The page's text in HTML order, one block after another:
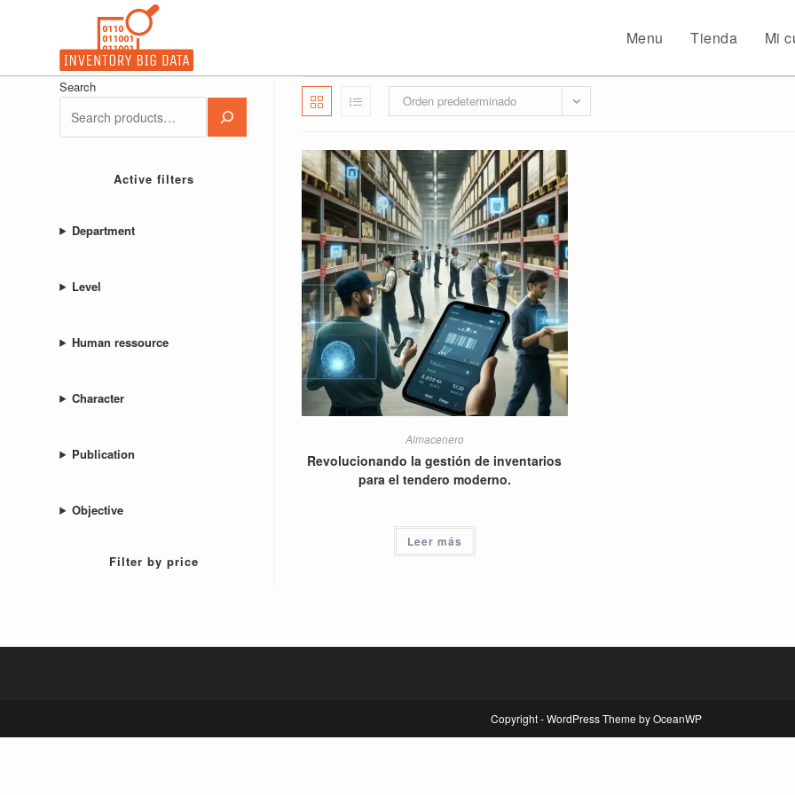
Menu Tienda Mi
Orden predeterminado
Almacenero
Revolucionando la gestión de inventarios
para el tendero moderno.
Leer más
Search
Active filters
Department
Level
Human ressource
Character
Publication
Objective
Filter by price
Copyright - WordPress Theme by OceanWP